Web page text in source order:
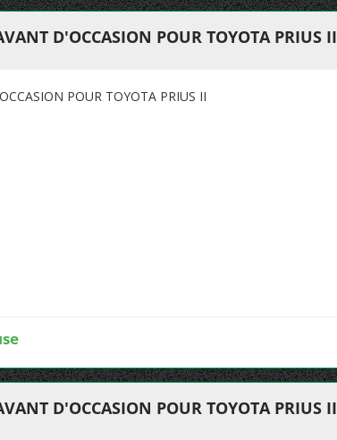
D'OCCASION POUR TOYOTA PRIUS II
POUR TOYOTA PRIUS II
D'OCCASION POUR TOYOTA PRIUS II